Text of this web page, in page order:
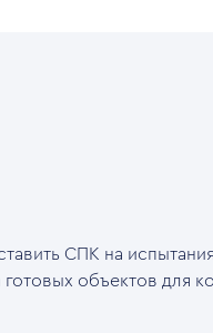
СПК на
готовых объектов для